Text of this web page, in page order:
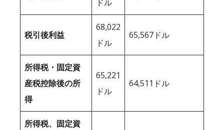
ドル
税引後利益
68,022
ドル
65,567ドル
所得税・固定資
産税控除後の所
得
65,221
ドル
64,511ドル
所得税、固定資